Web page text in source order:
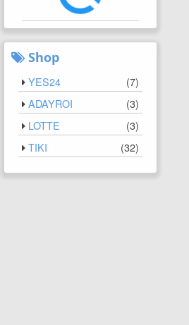
Shop
YES24 (7)
ADAYROI
(3)
LOTTE
(3)
TIKI
(32)